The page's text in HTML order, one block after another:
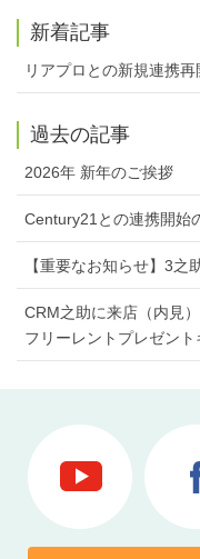
新着記事
リアプロとの新規連携
過去の記事
2026年 新年のご挨拶
Century21との連携開始
【重要なお知らせ】3
CRM之助に来店（内見
フリーレントプレゼント